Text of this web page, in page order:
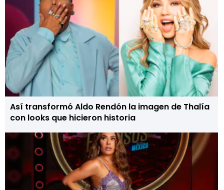
Así transformó Aldo Rendón la imagen de Thalía
con looks que hicieron historia